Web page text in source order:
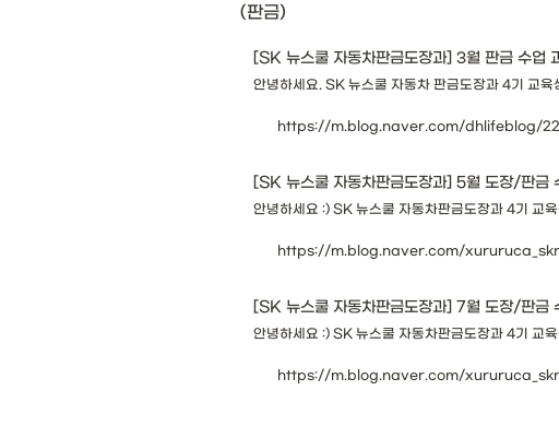
(판금)
[SK 뉴스쿨 자동차판금도장과] 3월 판금 수업
안녕하세요. SK 뉴스쿨 자동차 판금도장과 4기 교
https://m.blog.naver.com/dhlifeblog/
[SK 뉴스쿨 자동차판금도장과] 5월 도장/판금
안녕하세요 :) SK 뉴스쿨 자동차판금도장과 4기 교
https://m.blog.naver.com/
[SK 뉴스쿨 자동차판금도장과] 7월 도장/판금
안녕하세요 :) SK 뉴스쿨 자동차판금도장과 4기 교
https://m.blog.naver.com/